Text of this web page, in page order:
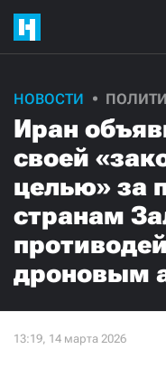
НОВОСТИ
Иран
своей
целью» за
странам
дроновым